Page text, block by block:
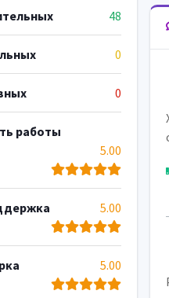
48
0
0
работы
5.00
5.00
5.00